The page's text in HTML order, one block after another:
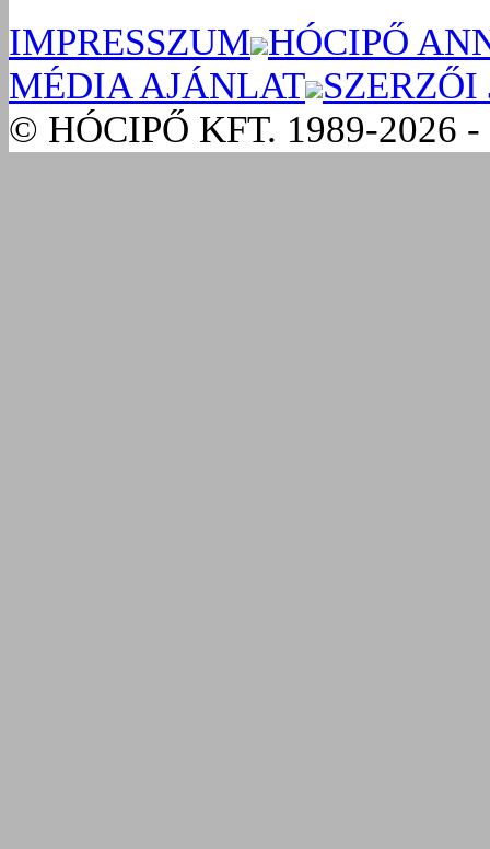
IMPRESSZUM HÓCIPŐ
MÉDIA AJÁNLAT SZERZŐI
© HÓCIPŐ KFT. 1989-2026